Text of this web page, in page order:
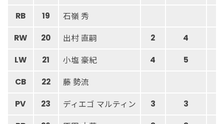
RB 19 石嶺 秀
RW 20 出村 直嗣 2 4
LW 21 小塩 豪紀 4 5
CB 22 藤 勢流
PV 23 ディエゴ マルティン 3 3